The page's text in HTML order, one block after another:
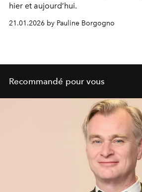
hier et aujourd’hui.
21.01.2026 by Pauline Borgogno
Recommandé pour vous